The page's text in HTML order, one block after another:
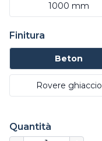
1000 mm
Finitura
Beton
Rovere ghiaccio
Quantità